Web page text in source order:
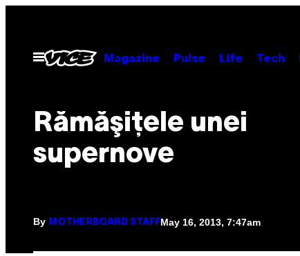
contentOpen
Menu
Magazine Pulse Life Tech
Rămăşiţele unei
supernove
By MOTHERBOARD STAFFMay 16, 2013, 7:47am